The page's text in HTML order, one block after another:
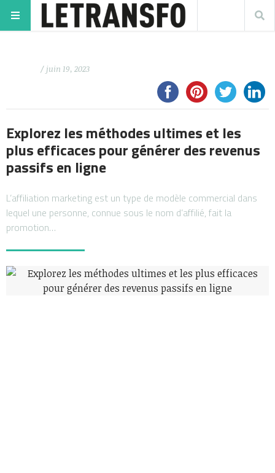
/ juin 19, 2023
Explorez les méthodes ultimes et les
plus efficaces pour générer des revenus
passifs en ligne
L’affiliation marketing est un type de modèle commercial dans
lequel une personne, connue sous le nom d’affilié, fait la
promotion…